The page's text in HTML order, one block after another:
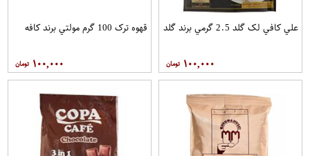
علي کافي لک گلد 2.5 گرمي برند گلد
۱۰۰,۰۰۰
قهوه ترک 100 گرم مولتي برند کافه
۱۰۰,۰۰۰